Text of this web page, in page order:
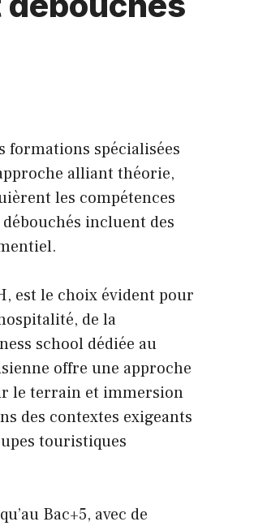
formations spécialisées
alliant théorie,
les compétences
incluent des
est le choix évident pour
de la
school dédiée au
offre une approche
le terrain et immersion
des contextes exigeants
touristiques
Bac+5, avec de